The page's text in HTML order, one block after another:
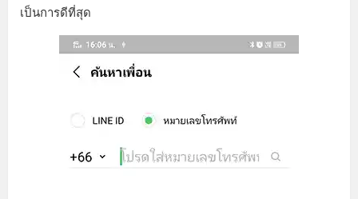
เป็นการดีที่สุด